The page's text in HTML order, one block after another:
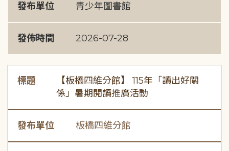
發布單位 青少年圖書館
發佈時間 2026-07-28
標題
【板橋四維分館】 115年「讀出好關
係」暑期閱讀推廣活動
發布單位 板橋四維分館